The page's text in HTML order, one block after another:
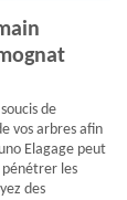
de
vos arbres afin
Elagage peut
pénétrer les
des